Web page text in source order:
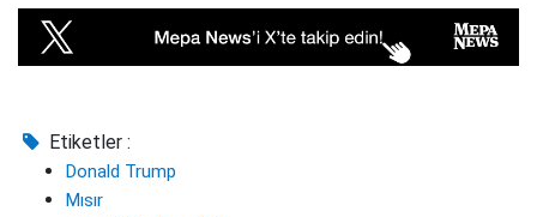
Etiketler :
Donald Trump
Mısır